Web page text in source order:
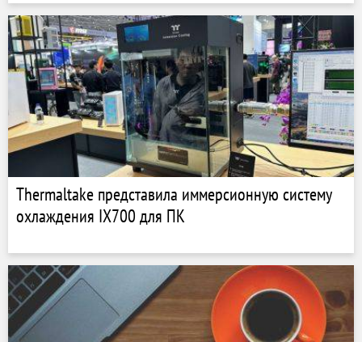
Thermaltake представила иммерсионную систему
охлаждения IX700 для ПК